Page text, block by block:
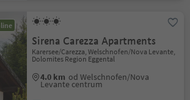
Sirena Carezza Apartments
Karersee/Carezza, Welschnofen/Nova Levante,
Dolomites Region Eggental
4.0 km od Welschnofen/Nova
Levante centrum